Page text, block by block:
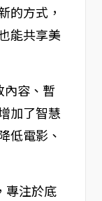
的方式，
能共享美
內容、暫
加了智慧
低電影、
專注於底